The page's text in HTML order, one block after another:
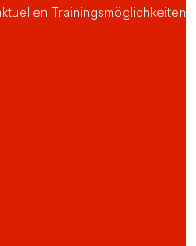
Trainingsmöglichkeiten